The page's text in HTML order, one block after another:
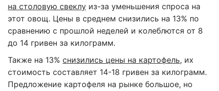
на столовую свеклу из-за уменьшения спроса на
этот овощ. Цены в среднем снизились на 13% по
сравнению с прошлой неделей и колеблются от 8
до 14 гривен за килограмм.
Также на 13% снизились цены на картофель, их
стоимость составляет 14-18 гривен за килограмм.
Предложение картофеля на рынке большое, но